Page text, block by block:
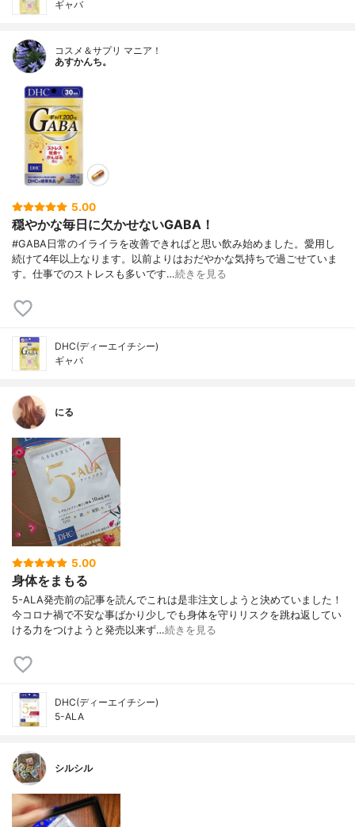
ギャバ
コスメ＆サプリ マニア！
あすかんち。
5.00
穏やかな毎日に欠かせないGABA！
#GABA日常のイライラを改善できればと思い飲み始めました。愛用し
続けて4年以上なります。以前よりはおだやかな気持ちで過ごせていま
す。仕事でのストレスも多いです…続きを見る
DHC(ディーエイチシー)
ギャバ
にる
5.00
身体をまもる
5-ALA発売前の記事を読んでこれは是非注文しようと決めていました！
今コロナ禍で不安な事ばかり少しでも身体を守りリスクを跳ね返してい
ける力をつけようと発売以来ず…続きを見る
DHC(ディーエイチシー)
5-ALA
シルシル